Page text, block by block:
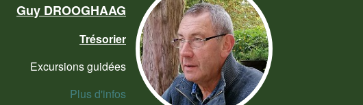
Guy DROOGHAAG
Trésorier
Excursions guidées
Plus d'infos